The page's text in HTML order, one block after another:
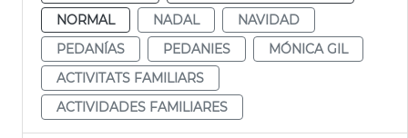
NORMAL
NADAL
NAVIDAD
PEDANÍAS
PEDANIES
MÓNICA GIL
ACTIVITATS FAMILIARS
ACTIVIDADES FAMILIARES